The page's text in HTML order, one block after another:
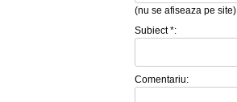
(nu se afiseaza pe site)
Subiect *:
Comentariu: